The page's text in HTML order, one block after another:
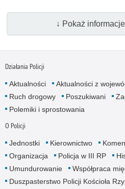
↓ Pokaż
Działania Policji
Aktualności Aktualności z
Ruch drogowy
Poszukiwani
Polemiki i sprostowania
O Policji
Jednostki Kierownictwo
Organizacja
Policja w III RP
Umundurowanie
Współpraca
Duszpasterstwo Policji Kościoła